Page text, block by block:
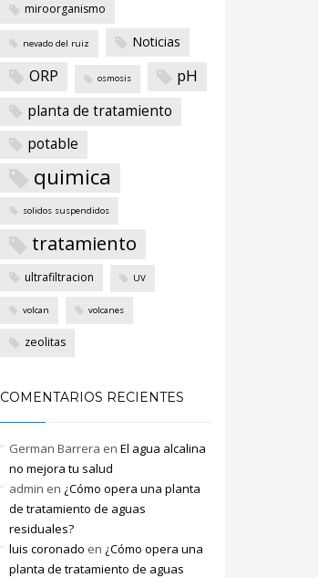
miroorganismo
nevado del ruiz Noticias
ORP osmosis pH
planta de tratamiento
potable
quimica
solidos suspendidos
tratamiento
ultrafiltracion UV
volcan volcanes
zeolitas
COMENTARIOS RECIENTES
German Barrera en El agua alcalina
no mejora tu salud
admin en ¿Cómo opera una planta
de tratamiento de aguas
residuales?
luis coronado en ¿Cómo opera una
planta de tratamiento de aguas